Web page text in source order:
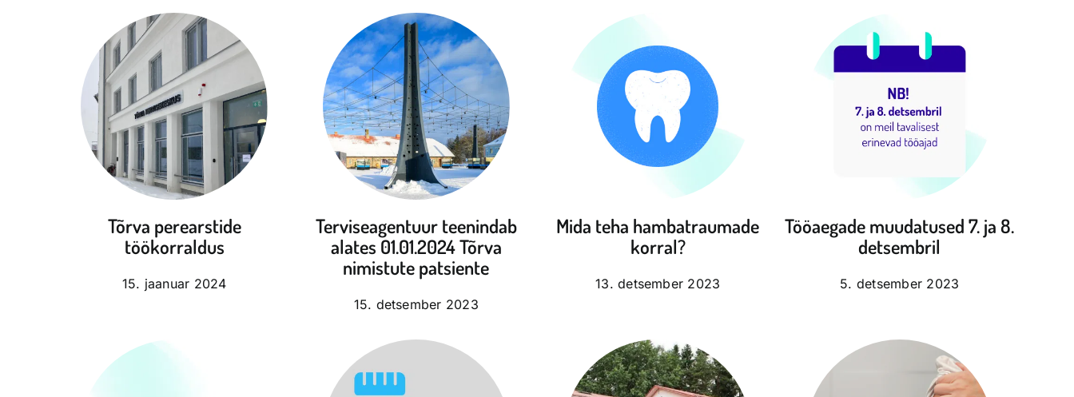
Tõrva perearstide
töökorraldus
15. jaanuar 2024
Terviseagentuur teenindab
alates 01.01.2024 Tõrva
nimistute patsiente
15. detsember 2023
Mida teha hambatraumade
korral?
13. detsember 2023
Tööaegade muudatused 7. ja 8.
detsembril
5. detsember 2023